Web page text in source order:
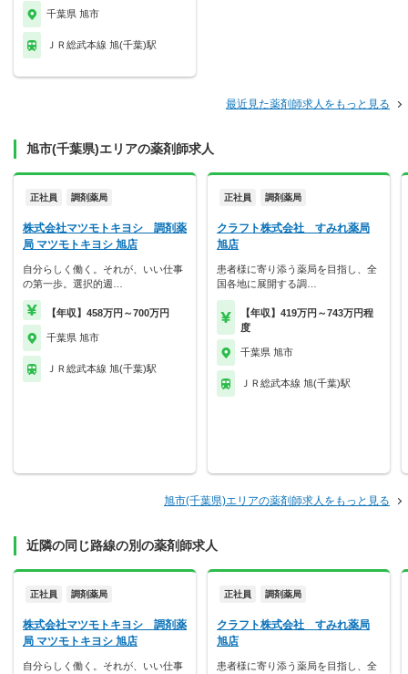
千葉県 旭市
ＪＲ総武本線 旭(千葉)駅
最近見た薬剤師求人をもっと見る
旭市(千葉県)エリアの薬剤師求人
正社員 調剤薬局
株式会社マツモトキヨシ 調剤薬
局 マツモトキヨシ 旭店
自分らしく働く。それが、いい仕事
の第一歩。選択的週…
【年収】458万円～700万円
千葉県 旭市
ＪＲ総武本線 旭(千葉)駅
正社員 調剤薬局
クラフト株式会社 すみれ薬局
旭店
患者様に寄り添う薬局を目指し、全
国各地に展開する調…
【年収】419万円～743万円程
度
千葉県 旭市
ＪＲ総武本線 旭(千葉)駅
旭市(千葉県)エリアの薬剤師求人をもっと見る
近隣の同じ路線の別の薬剤師求人
正社員 調剤薬局
株式会社マツモトキヨシ 調剤薬
局 マツモトキヨシ 旭店
自分らしく働く。それが、いい仕事
正社員 調剤薬局
クラフト株式会社 すみれ薬局
旭店
患者様に寄り添う薬局を目指し、全